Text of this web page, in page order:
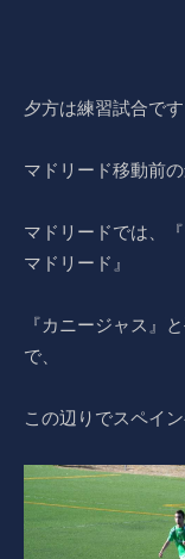
夕方は練習試合です
マドリード移動前
マドリードでは、
マドリード』
『カニージャス』
で、
この辺りでスペイ